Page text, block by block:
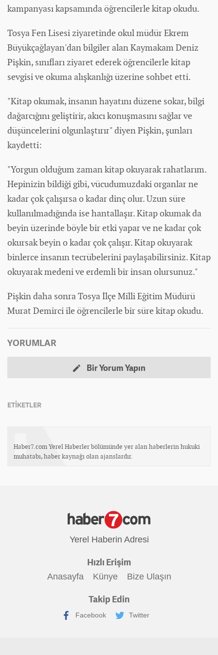
kampanyası kapsamında öğrencilerle kitap okudu.
Tosya Fen Lisesi ziyaretinde okul müdür Ekrem
Büyükçağlayan'dan bilgiler alan Kaymakam Deniz
Pişkin, sınıfları ziyaret ederek öğrencilerle kitap
sevgisi ve okuma alışkanlığı üzerine sohbet etti.
"Kitap okumak, insanın hayatını düzene sokar, bilgi
dağarcığını geliştirir, akıcı konuşmasını sağlar ve
düşüncelerini olgunlaştırır" diyen Pişkin, şunları
kaydetti:
"Yorgun olduğum zaman kitap okuyarak rahatlarım.
Hepinizin bildiği gibi, vücudumuzdaki organlar ne
kadar çok çalışırsa o kadar dinç olur. Uzun süre
kullanılmadığında ise hantallaşır. Kitap okumak da
beyin üzerinde böyle bir etki yapar ve ne kadar çok
okursak beyin o kadar çok çalışır. Kitap okuyarak
binlerce insanın tecrübelerini paylaşabilirsiniz. Kitap
okuyarak medeni ve erdemli bir insan olursunuz."
Pişkin daha sonra Tosya İlçe Milli Eğitim Müdürü
Murat Demirci ile öğrencilerle bir süre kitap okudu.
YORUMLAR
Bir Yorum Yapın
ETİKETLER
Haber7.com Yerel Haberler bölümünde yer alan haberlerin hukuki
muhatabı, haber kaynağı olan ajanslardır.
Yerel Haberin Adresi
Hızlı Erişim
Anasayfa Künye Bize Ulaşın
Takip Edin
Facebook Twitter